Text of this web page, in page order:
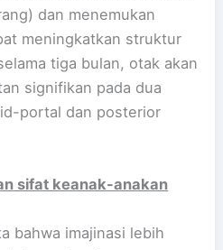
dan menemukan
meningkatkan struktur
tiga bulan, otak akan
signifikan pada dua
portal dan posterior
sifat keanak-anakan
bahwa imajinasi lebih